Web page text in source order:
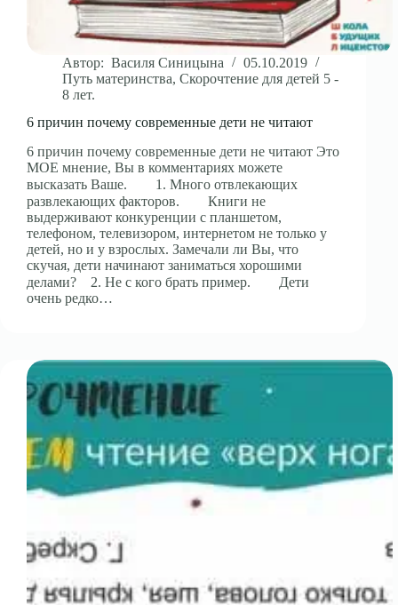
Автор: Василя Синицына
05.10.2019
Путь материнства, Скорочтение для детей 5 -
8 лет.
6 причин почему современные дети не читают
6 причин почему современные дети не читают Это
МОЕ мнение, Вы в комментариях можете
высказать Ваше.⠀ ⠀ 1. Много отвлекающих
развлекающих факторов.⠀ ⠀ Книги не
выдерживают конкуренции с планшетом,
телефоном, телевизором, интернетом не только у
детей, но и у взрослых. Замечали ли Вы, что
скучая, дети начинают заниматься хорошими
делами?⠀ 2. Не с кого брать пример.⠀ ⠀ Дети
очень редко…